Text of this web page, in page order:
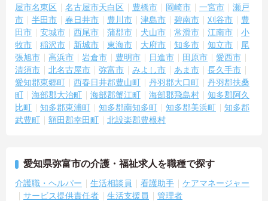
屋市名東区
名古屋市天白区 豊橋市 岡崎市 一宮市
瀬戸
市
半田市 春日井市 豊川市 津島市 碧南市 刈谷市
豊
田市
安城市 西尾市 蒲郡市 犬山市 常滑市 江南市
小
牧市
稲沢市 新城市 東海市 大府市 知多市 知立市
尾
張旭市
高浜市 岩倉市 豊明市 日進市 田原市
愛西市
清須市
北名古屋市 弥富市 みよし市 あま市
長久手市
愛知郡東郷町
西春日井郡豊山町 丹羽郡大口町
丹羽郡扶桑
町
海部郡大治町 海部郡蟹江町 海部郡飛島村
知多郡阿久
比町
知多郡東浦町 知多郡南知多町 知多郡美浜町
知多郡
武豊町
額田郡幸田町 北設楽郡豊根村
愛知県弥富市の介護・福祉求人を職種で探す
介護職・ヘルパー 生活相談員 看護助手
ケアマネージャー
サービス提供責任者
生活支援員 管理者